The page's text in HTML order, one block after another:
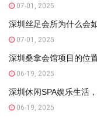
07-01, 2025
深圳丝足会所为什么会
07-01, 2025
深圳桑拿会馆项目的位
06-19, 2025
深圳休闲SPA娱乐生活
06-19, 2025